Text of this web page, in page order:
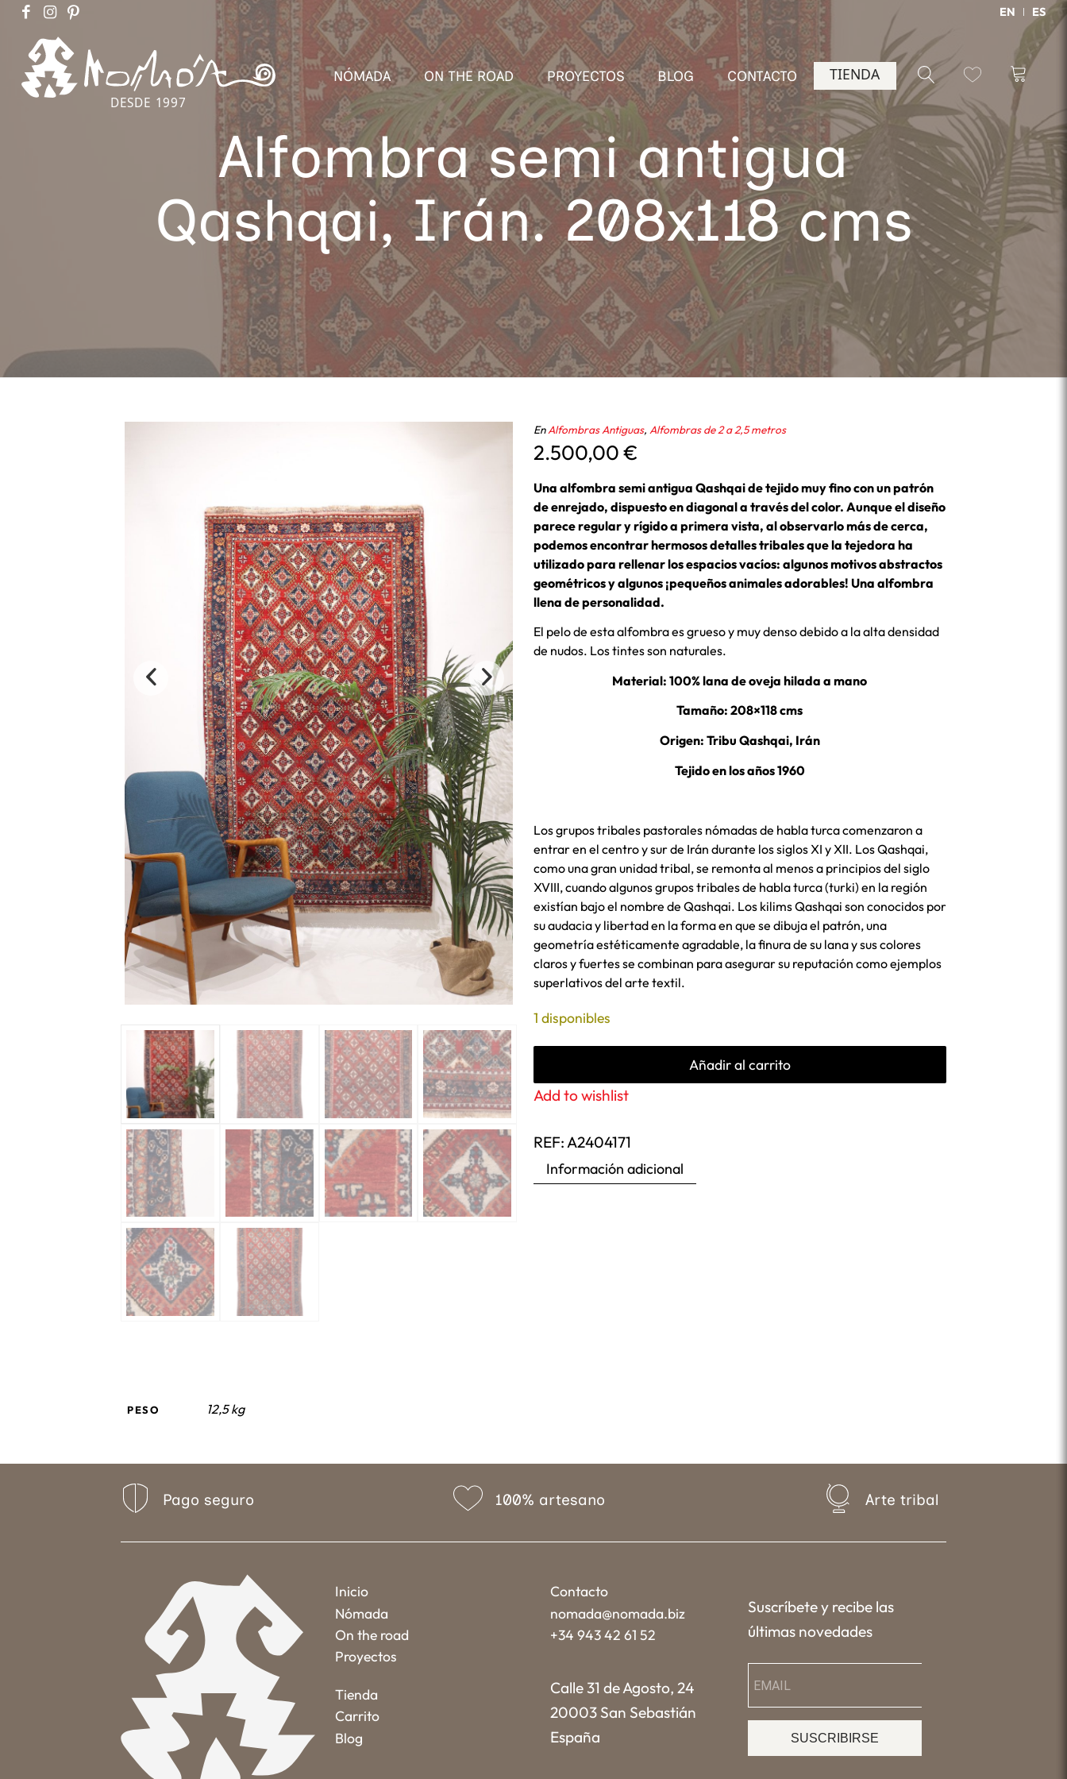
EN ES
DESDE 1997
NÓMADA ON THE ROAD PROYECTOS BLOG CONTACTO TIENDA
Alfombra semi antigua
Qashqai, Irán. 208x118 cms
EnAlfombras Antiguas, Alfombras de 2 a 2,5 metros
2.500,00€
Una alfombra semi antigua Qashqai de tejido muy fino con un patrón
de enrejado, dispuesto en diagonal a través del color. Aunque el diseño
parece regular y rígido a primera vista, al observarlo más de cerca,
podemos encontrar hermosos detalles tribales que la tejedora ha
utilizado para rellenar los espacios vacíos: algunos motivos abstractos
geométricos y algunos ¡pequeños animales adorables! Una alfombra
llena de personalidad.
El pelo de esta alfombra es grueso y muy denso debido a la alta densidad
de nudos. Los tintes son naturales.
Material: 100% lana de oveja hilada a mano
Tamaño: 208×118 cms
Origen: Tribu Qashqai, Irán
Tejido en los años 1960
Los grupos tribales pastorales nómadas de habla turca comenzaron a
entrar en el centro y sur de Irán durante los siglos XI y XII. Los Qashqai,
como una gran unidad tribal, se remonta al menos a principios del siglo
XVIII, cuando algunos grupos tribales de habla turca (turki) en la región
existían bajo el nombre de Qashqai. Los kilims Qashqai son conocidos por
su audacia y libertad en la forma en que se dibuja el patrón, una
geometría estéticamente agradable, la finura de su lana y sus colores
claros y fuertes se combinan para asegurar su reputación como ejemplos
superlativos del arte textil.
1 disponibles
Añadir al carrito
Add to wishlist
REF: A2404171
Información adicional
PESO 12,5 kg
Pago seguro 100% artesano Arte tribal
Inicio
Nómada
On the road
Proyectos
Tienda
Carrito
Blog
Contacto
nomada@nomada.biz
+34 943 42 61 52
Calle 31 de Agosto, 24
20003 San Sebastián
España
Suscríbete y recibe las
últimas novedades
SUSCRIBIRSE